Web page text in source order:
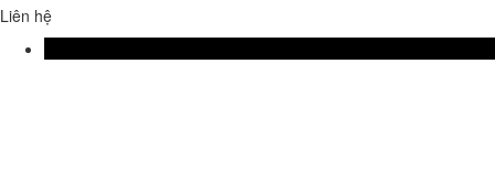
Liên hệ